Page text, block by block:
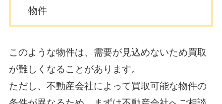
物件
このような物件は、需要が見込めないため買取
が難しくなることがあります。
ただし、不動産会社によって買取可能な物件の